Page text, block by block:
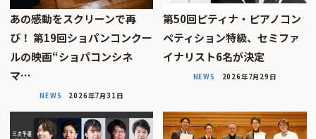
あの感動をスクリーンで再
び！ 第19回ショパンコンクー
ルの映画“ショパコンシネ
マ…
NEWS 2026年7月31日
第50回ピティナ・ピアノコン
ペティション特級、セミファ
イナリスト6名が決定
NEWS 2026年7月29日